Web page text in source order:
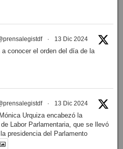
· 13 Dic 2024
a conocer el orden del día de la
· 13 Dic 2024
Urquiza encabezó la
Labor Parlamentaria, que se llevó
presidencia del Parlamento